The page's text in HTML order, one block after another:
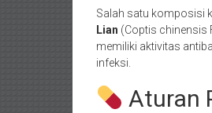
Salah satu komposisi
Lian (Coptis chinensis
memiliki aktivitas
infeksi.
Aturan